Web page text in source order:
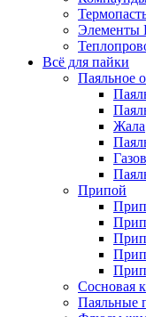
Элементы
Всё для пайки
Паяльное
Жала
Припой
Сосновая
Паяльные